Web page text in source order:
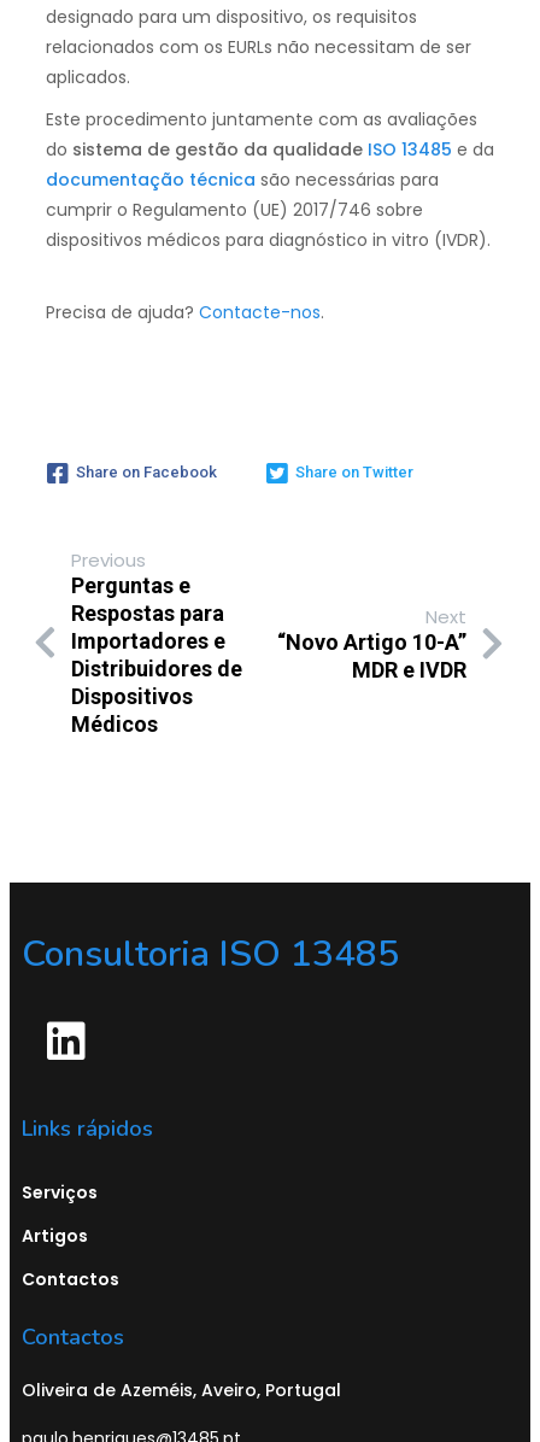
designado para um dispositivo, os requisitos
relacionados com os EURLs não necessitam de ser
aplicados.
Este procedimento juntamente com as avaliações
do sistema de gestão da qualidade ISO 13485 e da
documentação técnica são necessárias para
cumprir o Regulamento (UE) 2017/746 sobre
dispositivos médicos para diagnóstico in vitro (IVDR).
Precisa de ajuda? Contacte-nos.
Share on Facebook Share on Twitter
Previous
Perguntas e
Respostas para
Importadores e
Distribuidores de
Dispositivos
Médicos
Next
“Novo Artigo 10-A”
MDR e IVDR
Consultoria ISO 13485
Links rápidos
Serviços
Artigos
Contactos
Contactos
Oliveira de Azeméis, Aveiro, Portugal